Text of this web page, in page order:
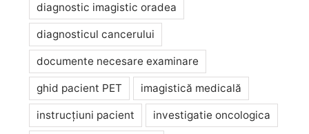
diagnostic imagistic oradea
diagnosticul cancerului
documente necesare examinare
ghid pacient PET imagistică medicală
instrucțiuni pacient investigatie oncologica